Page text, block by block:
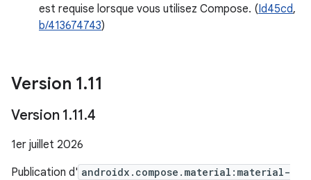
est requise lorsque vous utilisez Compose. (Id45cd,
b/413674743)
Version 1.11
Version 1.11.4
1er juillet 2026
Publication d' androidx.compose.material:material-